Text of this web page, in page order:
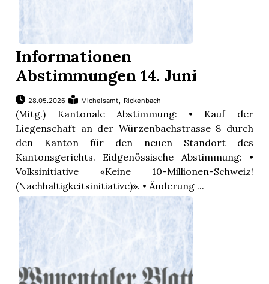
Informationen
Abstimmungen 14. Juni
28.05.2026 Michelsamt, Rickenbach
(Mitg.) Kantonale Abstimmung: • Kauf der
Liegenschaft an der Würzenbachstrasse 8 durch
den Kanton für den neuen Standort des
Kantonsgerichts. Eidgenössische Abstimmung: •
Volksinitiative «Keine 10-Millionen-Schweiz!
(Nachhaltigkeitsinitiative)». • Änderung ...